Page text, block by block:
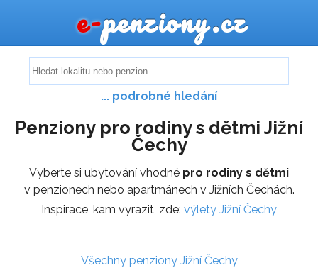
e-penziony.cz
... podrobné hledání
Penziony pro rodiny s dětmi Jižní
Čechy
Vyberte si ubytování vhodné pro rodiny s dětmi
v penzionech nebo apartmánech v Jižních Čechách.
Inspirace, kam vyrazit, zde: výlety Jižní Čechy
Všechny penziony Jižní Čechy